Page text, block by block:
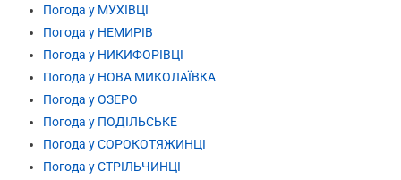
Погода у МУХІВЦІ
Погода у НЕМИРІВ
Погода у НИКИФОРІВЦІ
Погода у НОВА МИКОЛАЇВКА
Погода у ОЗЕРО
Погода у ПОДІЛЬСЬКЕ
Погода у СОРОКОТЯЖИНЦІ
Погода у СТРІЛЬЧИНЦІ